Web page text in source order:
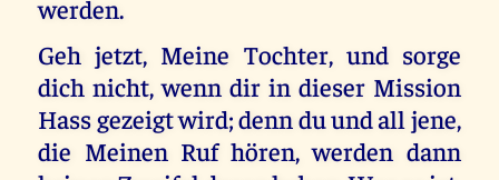
werden.
Geh jetzt, Meine Tochter, und sorge
dich nicht, wenn dir in dieser Mission
Hass gezeigt wird; denn du und all jene,
die Meinen Ruf hören, werden dann